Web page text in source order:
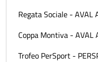
Regata Sociale - AVAL
Coppa Montiva - AVAL
Trofeo PerSport -